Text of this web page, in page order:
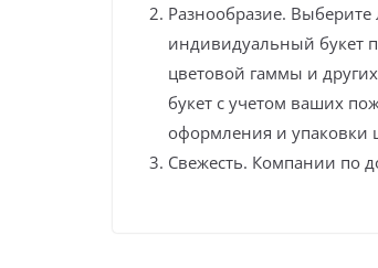
Разнообразие.
индивидуальный букет
цветовой гаммы и
букет с учетом ваших
оформления и упаковки
Свежесть. Компании по